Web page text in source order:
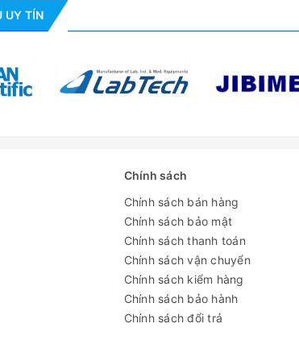
28/40kHz or 40/80kHz or 40/80/120KHz (lựa chọn)
1~30 phút
UY TÍN
Chính sách
Chính sách bán hàng
Chính sách bảo mật
Chính sách thanh toán
Chính sách vận chuyển
Chính sách kiểm hàng
Chính sách bảo hành
Chính sách đổi trả